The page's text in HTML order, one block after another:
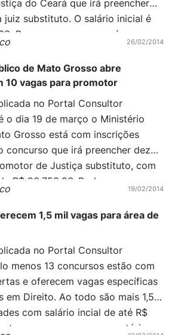
do Ceará que irá preencher
juiz substituto. O salário inicial é
Para exercer o cargo é
bacharelado em Direito e, no
de exercício em […]
26/02/2014
de Mato Grosso abre
10 vagas para promotor
no Portal Consultor
dia 19 de março o Ministério
Grosso está com inscrições
concurso que irá preencher dez
de Justiça substituto, com
R$ 20.759,86. Podem se
em Direito com no mínimo
jurídica. As […]
19/02/2014
1,5 mil vagas para área de
no Portal Consultor
menos 13 concursos estão com
e oferecem vagas específicas
em Direito. Ao todo são mais 1,5
com salário incial de até R$
os concursos para cartório